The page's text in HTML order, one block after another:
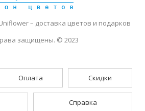
– доставка цветов и подарков
защищены. © 2023
Оплата Скидки
Справка